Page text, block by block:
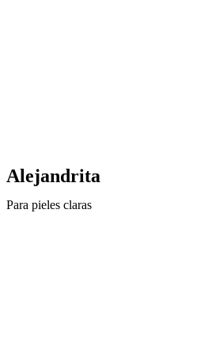
Alejandrita
Para pieles claras